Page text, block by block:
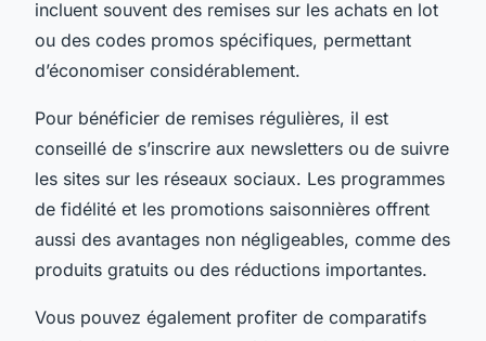
incluent souvent des remises sur les achats en lot
ou des codes promos spécifiques, permettant
d’économiser considérablement.
Pour bénéficier de remises régulières, il est
conseillé de s’inscrire aux newsletters ou de suivre
les sites sur les réseaux sociaux. Les programmes
de fidélité et les promotions saisonnières offrent
aussi des avantages non négligeables, comme des
produits gratuits ou des réductions importantes.
Vous pouvez également profiter de comparatifs